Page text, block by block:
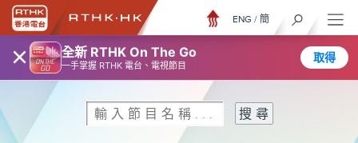
× 全新 RTHK On The Go
一手掌握 RTHK 電台、電視節目
取得
ENG / 簡